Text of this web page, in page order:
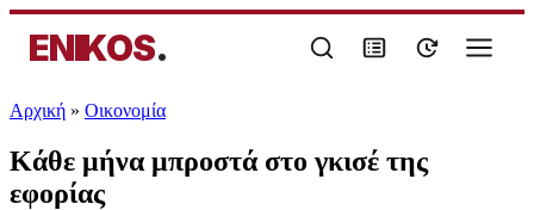
ENIKOS.
Αρχική » Oικονομία
Κάθε μήνα μπροστά στο γκισέ της
εφορίας